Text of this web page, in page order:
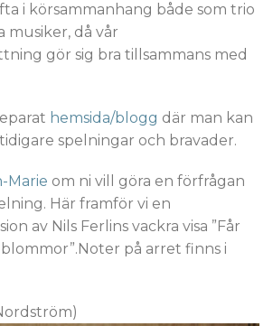
i körsammanhang både som trio
musiker, då vår
gör sig bra tillsammans med
hemsida/blogg där man kan
tidigare spelningar och bravader.
Marie om ni vill göra en förfrågan
Här framför vi en
av Nils Ferlins vackra visa ”Får
på arret finns i